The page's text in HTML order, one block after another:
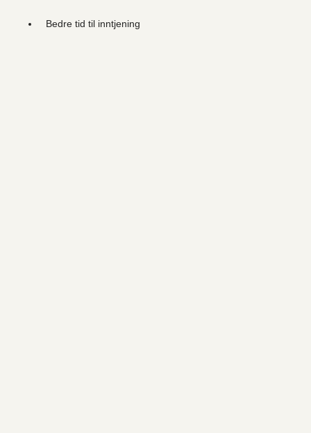
Bedre tid til inntjening